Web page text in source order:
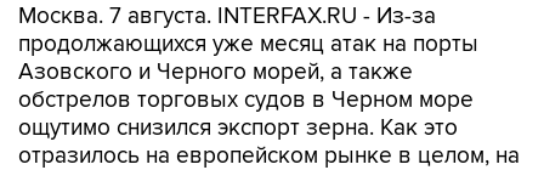
Москва. 7 августа. INTERFAX.RU - Из-за
продолжающихся уже месяц атак на порты
Азовского и Черного морей, а также
обстрелов торговых судов в Черном море
ощутимо снизился экспорт зерна. Как это
отразилось на европейском рынке в целом, на